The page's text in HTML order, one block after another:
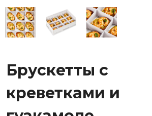
Брускетты с
креветками и